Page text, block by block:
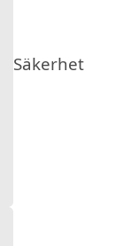
Säkerhet